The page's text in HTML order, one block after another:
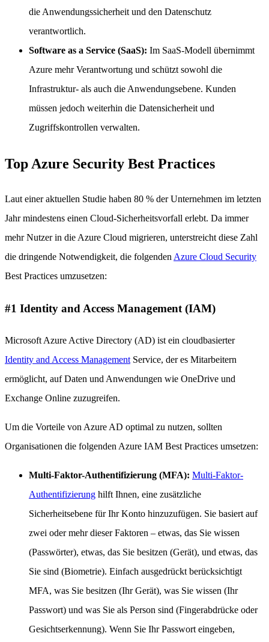
die Anwendungssicherheit und den Datenschutz
verantwortlich.
Software as a Service (SaaS): Im SaaS-Modell übernimmt
Azure mehr Verantwortung und schützt sowohl die
Infrastruktur- als auch die Anwendungsebene. Kunden
müssen jedoch weiterhin die Datensicherheit und
Zugriffskontrollen verwalten.
Top Azure Security Best Practices
Laut einer aktuellen Studie haben 80 % der Unternehmen im letzten
Jahr mindestens einen Cloud-Sicherheitsvorfall erlebt. Da immer
mehr Nutzer in die Azure Cloud migrieren, unterstreicht diese Zahl
die dringende Notwendigkeit, die folgendenAzure Cloud Security
Best Practices umzusetzen:
#1 Identity and Access Management (IAM)
Microsoft Azure Active Directory (AD) ist ein cloudbasierter
Identity and Access Management Service, der es Mitarbeitern
ermöglicht, auf Daten und Anwendungen wie OneDrive und
Exchange Online zuzugreifen.
Um die Vorteile von Azure AD optimal zu nutzen, sollten
Organisationen die folgenden Azure IAM Best Practices umsetzen:
Multi-Faktor-Authentifizierung (MFA): Multi-Faktor-
Authentifizierung hilft Ihnen, eine zusätzliche
Sicherheitsebene für Ihr Konto hinzuzufügen. Sie basiert auf
zwei oder mehr dieser Faktoren – etwas, das Sie wissen
(Passwörter), etwas, das Sie besitzen (Gerät), und etwas, das
Sie sind (Biometrie). Einfach ausgedrückt berücksichtigt
MFA, was Sie besitzen (Ihr Gerät), was Sie wissen (Ihr
Passwort) und was Sie als Person sind (Fingerabdrücke oder
Gesichtserkennung). Wenn Sie Ihr Passwort eingeben,